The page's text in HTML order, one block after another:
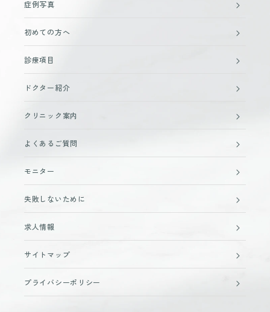
症例写真
初めての方へ
診療項目
ドクター紹介
クリニック案内
よくあるご質問
モニター
失敗しないために
求人情報
サイトマップ
プライバシーポリシー